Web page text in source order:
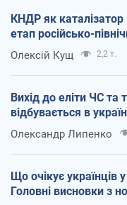
КНДР як
етап російсько-
Олексій Кущ 2,2 т.
Вихід до еліти ЧС
відбувається в
Олександр Липенко
Що очікує українців
Головні висновки з